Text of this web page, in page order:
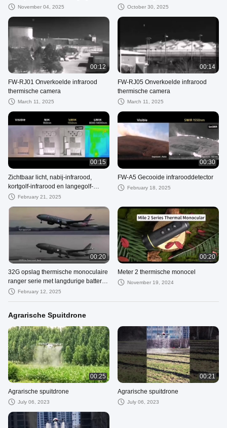
November 04, 2025
Momenteel Als Warme Broodjes
October 30, 2025
00:12
FW-RJ01 Onverkoelde infrarood
thermische camera
March 11, 2025
00:14
FW-RJ05 Onverkoelde infrarood
thermische camera
March 11, 2025
00:15
Zichtbaar licht, nabij-infrarood,
kortgolf-infrarood en langegolf-
infrarood rookpenetratie-effect.
February 21, 2025
00:30
FW-A5 Gecooide infrarooddetector
February 18, 2025
00:20
32G opslag thermische monoculaire
ranger serie met langdurige batterij
en geavanceerde beeldvorming
February 12, 2025
00:20
Meter 2 thermische monocel
November 19, 2024
Agrarische Spuitdrone
00:25
Agrarische spuitdrone
July 06, 2023
00:21
Agrarische spuitdrone
July 06, 2023